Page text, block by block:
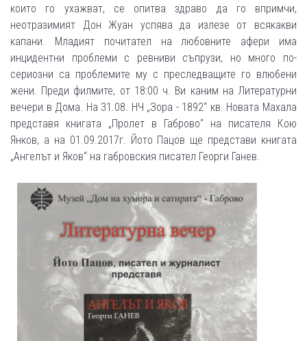
които го ухажват, се опитва здраво да го впримчи,
неотразимият Дон Жуан успява да излезе от всякакви
капани. Младият почитател на любовните афери има
инцидентни проблеми с ревниви съпрузи, но много по-
сериозни са проблемите му с преследващите го влюбени
жени. Преди филмите, от 18:00 ч. Ви каним на Литературни
вечери в Дома. На 31.08. НЧ „Зора - 1892“ кв. Новата Махала
представя книгата „Пролет в Габрово“ на писателя Кою
Янков, а на 01.09.2017г. Йото Пацов ще представи книгата
„Ангелът и Яков“ на габровския писател Георги Ганев.